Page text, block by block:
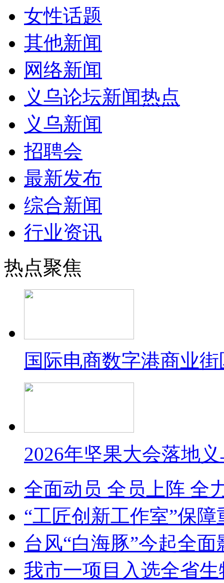
女性话题
其他新闻
网络新闻
义乌论坛新闻热点
义乌新闻
招聘会
最新发布
综合新闻
行业资讯
热点聚焦
国际电商数字港商业
2026年坚果大会落地
全面动员 全员上阵 全
“工匠创新工作室”保
台风“白海豚”今起全面
我市一项目入选全省